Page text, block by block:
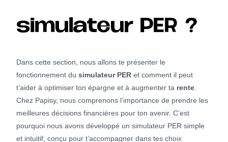
simulateur PER ?
Dans cette section, nous allons te présenter le
fonctionnement du simulateur PER et comment il peut
t’aider à optimiser ton épargne et à augmenter ta rente
Chez Papisy, nous comprenons l’importance de prendre les
meilleures décisions financières pour ton avenir. C’est
pourquoi nous avons développé un simulateur PER simple
et intuitif, conçu pour t’accompagner dans tes choix